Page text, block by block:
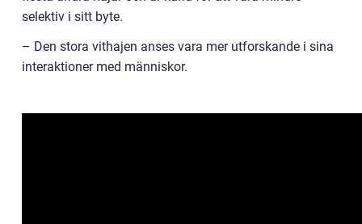
selektiv i sitt byte.
– Den stora vithajen anses vara mer utforskande i sina
interaktioner med människor.